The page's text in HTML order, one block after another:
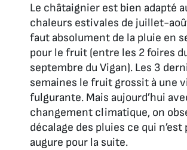
Le châtaignier est bien adapté
chaleurs estivales de juillet-
faut absolument de la pluie en
pour le fruit (entre les 2 foires
septembre du Vigan). Les 3
semaines le fruit grossit à une
fulgurante. Mais aujourd’hui
changement climatique, on
décalage des pluies ce qui n’est
augure pour la suite.